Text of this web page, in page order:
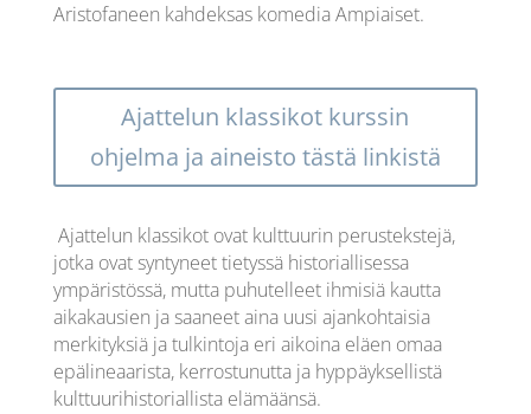
Aristofaneen kahdeksas komedia Ampiaiset.
Ajattelun klassikot kurssin
ohjelma ja aineisto tästä linkistä
Ajattelun klassikot ovat kulttuurin perustekstejä,
jotka ovat syntyneet tietyssä historiallisessa
ympäristössä, mutta puhutelleet ihmisiä kautta
aikakausien ja saaneet aina uusi ajankohtaisia
merkityksiä ja tulkintoja eri aikoina eläen omaa
epälineaarista, kerrostunutta ja hyppäyksellistä
kulttuurihistoriallista elämäänsä.